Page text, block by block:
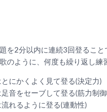
を2分以内に連続3回登るこ
のように、何度も繰り返し
にかくよく見て登る(決定力)
音をセーブして登る(筋力制
れるように登る(連動性)